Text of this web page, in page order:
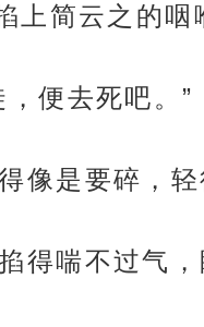
上简云之的咽
便去死吧。”
像是要碎，
得喘不过气